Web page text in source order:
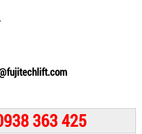
363 425